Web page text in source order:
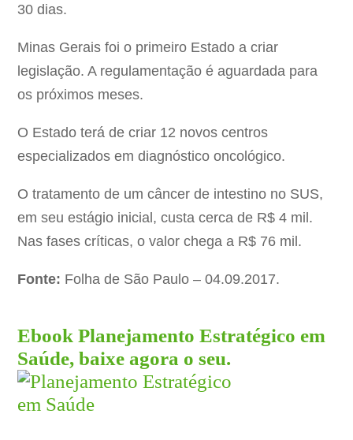
30 dias.
Minas Gerais foi o primeiro Estado a criar
legislação. A regulamentação é aguardada para
os próximos meses.
O Estado terá de criar 12 novos centros
especializados em diagnóstico oncológico.
O tratamento de um câncer de intestino no SUS,
em seu estágio inicial, custa cerca de R$ 4 mil.
Nas fases críticas, o valor chega a R$ 76 mil.
Fonte: Folha de São Paulo – 04.09.2017.
Ebook Planejamento Estratégico em
Saúde, baixe agora o seu.